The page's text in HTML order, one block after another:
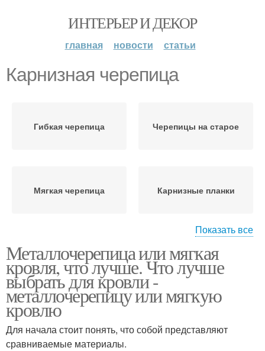
ИНТЕРЬЕР И ДЕКОР
главная новости статьи
Карнизная черепица
Гибкая черепица Черепицы на старое
Мягкая черепица Карнизные планки
Битумная черепица Коньковая черепица
Показать все
Металлочерепица или мягкая
кровля, что лучше. Что лучше
выбрать для кровли -
металлочерепицу или мягкую
кровлю
Для начала стоит понять, что собой представляют
сравниваемые материалы.